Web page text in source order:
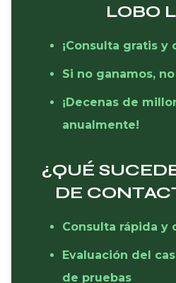
LOBO
¡Consulta gratis y
Si no ganamos,
¡Decenas de
anualmente!
¿QUÉ
DE
Consulta rápida y
Evaluación del
de pruebas